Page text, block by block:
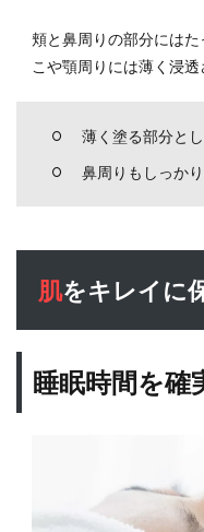
頬と鼻周りの部分には
こや顎周りには薄く浸透
薄く塗る部分と
鼻周りもしっか
肌をキレイ
睡眠時間を確